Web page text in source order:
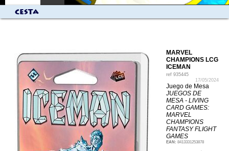
Cesta
MARVEL
CHAMPIONS LCG
ICEMAN
ref 935445
17/05/2024
Juego de Mesa
JUEGOS DE
MESA - LIVING
CARD GAMES:
MARVEL
CHAMPIONS
FANTASY FLIGHT
GAMES
EAN: 8413331253878